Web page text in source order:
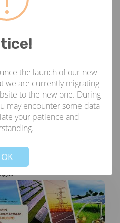
നിർബന്ധമാണ്.
ബാലൻസ് ഓഫ് സിസ്റ്റം
സബ്സിഡി നൽകണം; ബാക്കി
C
പദ്ധതി
the launch of our new
we are currently migrating
to the new one. During
may encounter some data
your patience and
OK